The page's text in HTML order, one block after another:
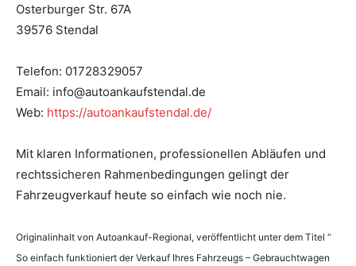
Osterburger Str. 67A
39576 Stendal
Telefon: 01728329057
Email: info@autoankaufstendal.de
Web: https://autoankaufstendal.de/
Mit klaren Informationen, professionellen Abläufen und
rechtssicheren Rahmenbedingungen gelingt der
Fahrzeugverkauf heute so einfach wie noch nie.
Originalinhalt von Autoankauf-Regional, veröffentlicht unter dem Titel “
So einfach funktioniert der Verkauf Ihres Fahrzeugs – Gebrauchtwagen